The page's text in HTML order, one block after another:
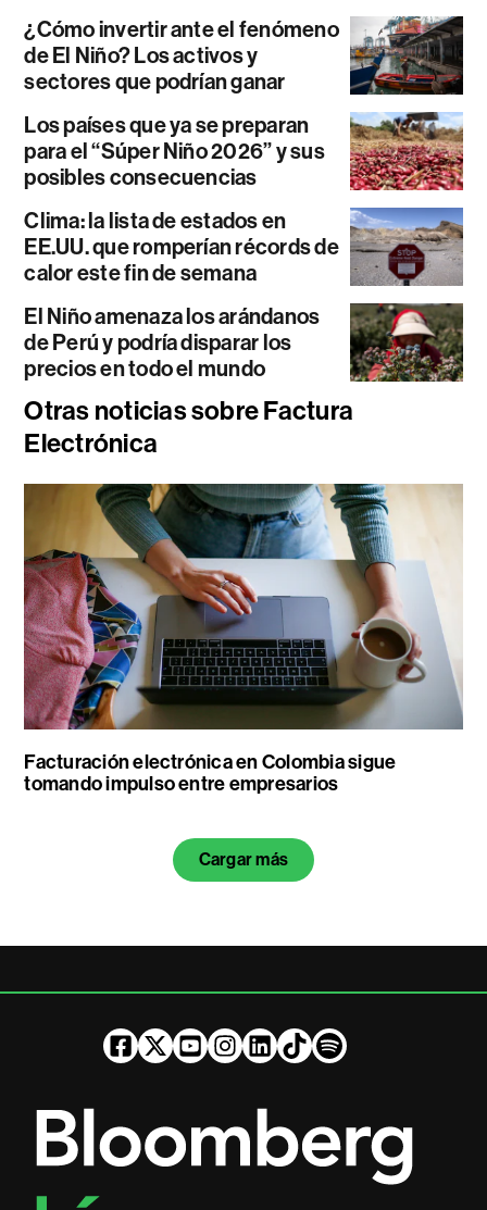
¿Cómo invertir ante el fenómeno
de El Niño? Los activos y
sectores que podrían ganar
Los países que ya se preparan
para el “Súper Niño 2026” y sus
posibles consecuencias
Clima: la lista de estados en
EE.UU. que romperían récords de
calor este fin de semana
El Niño amenaza los arándanos
de Perú y podría disparar los
precios en todo el mundo
Otras noticias sobre Factura
Electrónica
Facturación electrónica en Colombia sigue
tomando impulso entre empresarios
Cargar más